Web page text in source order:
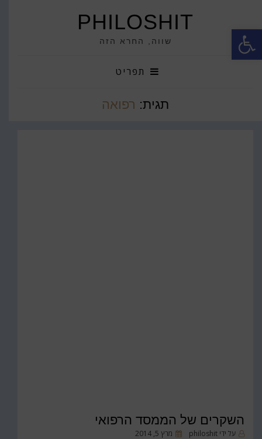
פתח סרגל נגישות PHILOSHIT
שווה, החרא הזה
תפריט
תגית: רפואה
השקרים של הממסד הרפואי
על ידי philoshit
פורסם
מרץ 5, 2014